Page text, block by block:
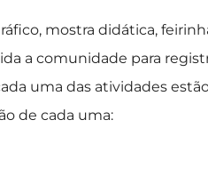
mostra didática,
a comunidade para
uma das atividades
de cada uma: